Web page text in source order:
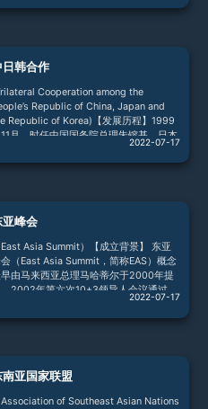
国、7个对话伙伴国、3个观察员国和2
ARF首届外长会在泰国曼谷召开。目
话与合作平台，迄今已举行28届外长
【
日韩合作
Cooperation among the
Republic of China, Japan and
Republic of Korea)【发展历程】1999
月，时任中国国务院总理朱镕基、日本
相小渊惠三、韩国总统金大中在菲律宾出
盟与中日韩（10+3）领导人会议期间
年12月13日，三国首次在10+3框架外
2022-07-17
亚峰会
East Asia Summit）【成立背景】 东亚
（East Asia Summit，简称EAS）概念
由马来西亚总理马哈蒂尔于2000年提
。2002年第六次10+3领导人会议通过
东亚研究小组最终报告》，“推动10+3领
会议向东亚峰会演变”是报告提出的九
个参与国。其中，东盟10国（文莱、柬
、新加坡、泰国、越南）、中国、日本
2022-07-17
南亚国家联盟
Association of Southeast Asian Nations